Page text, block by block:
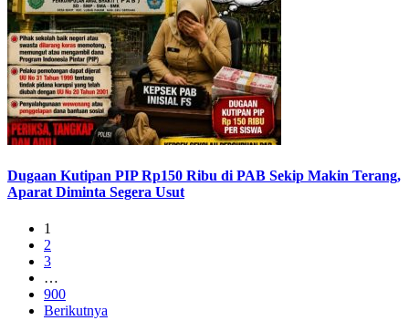
Dugaan Kutipan PIP Rp150 Ribu di PAB Sekip Makin Terang,
Aparat Diminta Segera Usut
1
2
3
…
900
Berikutnya